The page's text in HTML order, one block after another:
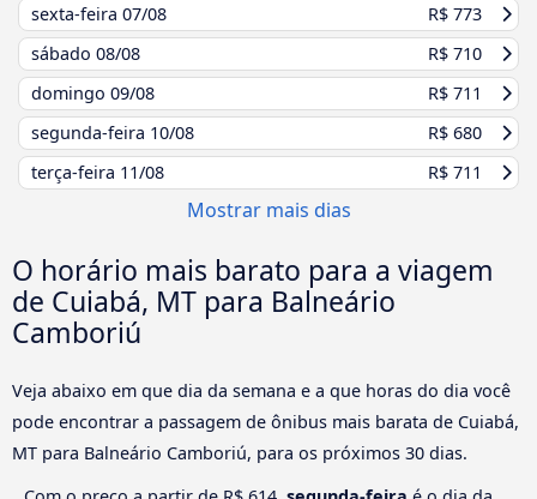
sexta-feira 07/08
R$ 773
sábado 08/08
R$ 710
domingo 09/08
R$ 711
segunda-feira 10/08
R$ 680
terça-feira 11/08 R$ 711
Mostrar mais dias
O horário mais barato para a viagem
de Cuiabá, MT para Balneário
Camboriú
Veja abaixo em que dia da semana e a que horas do dia você
pode encontrar a passagem de ônibus mais barata de Cuiabá,
MT para Balneário Camboriú, para os próximos 30 dias.